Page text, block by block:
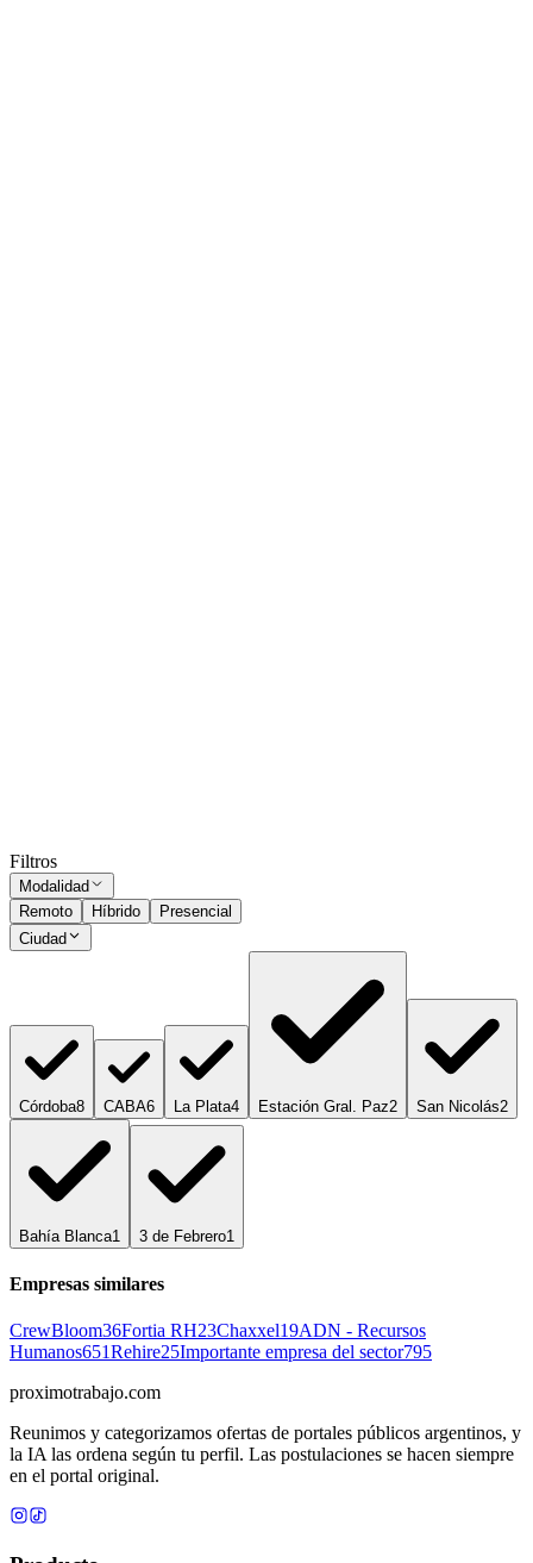
Filtros
Modalidad
Remoto
Híbrido
Presencial
Ciudad
Córdoba8 CABA6 La Plata4 Estación Gral. Paz2 San Nicolás2
Bahía Blanca1 3 de Febrero1
Empresas similares
CrewBloom36Fortia RH23Chaxxel19ADN - Recursos
Humanos651Rehire25Importante empresa del sector795
proximotrabajo.com
Reunimos y categorizamos ofertas de portales públicos argentinos, y
la IA las ordena según tu perfil. Las postulaciones se hacen siempre
en el portal original.